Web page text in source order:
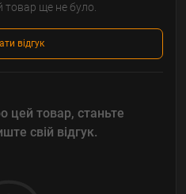
товар ще не було.
відгук
цей товар, станьте
свій відгук.